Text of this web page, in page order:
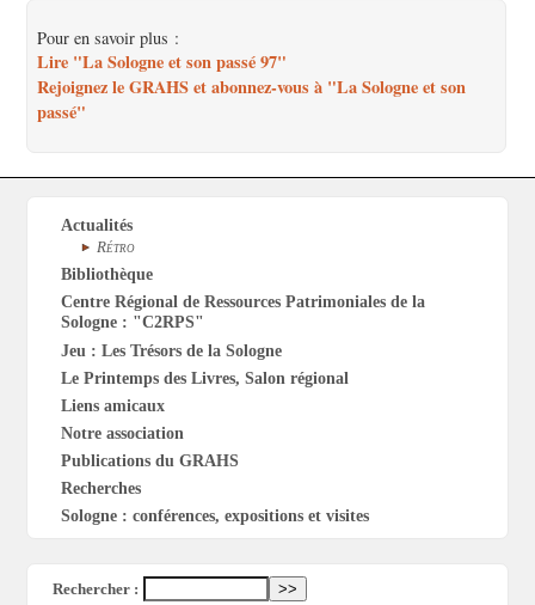
Pour en savoir plus :
Lire "La Sologne et son passé 97"
Rejoignez le GRAHS et abonnez-vous à "La Sologne et son
passé"
Actualités
Rétro
Bibliothèque
Centre Régional de Ressources Patrimoniales de la
Sologne : "C2RPS"
Jeu : Les Trésors de la Sologne
Le Printemps des Livres, Salon régional
Liens amicaux
Notre association
Publications du GRAHS
Recherches
Sologne : conférences, expositions et visites
Rechercher :